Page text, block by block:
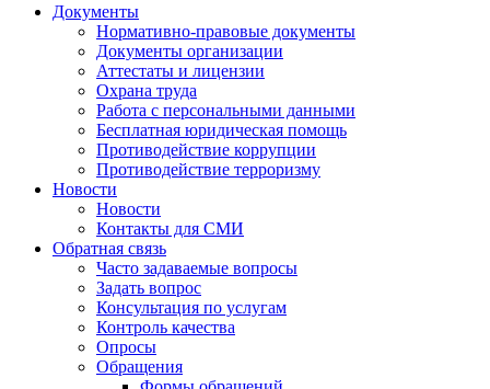
Документы
Нормативно-правовые документы
Документы организации
Аттестаты и лицензии
Охрана труда
Работа с персональными данными
Бесплатная юридическая помощь
Противодействие коррупции
Противодействие терроризму
Новости
Новости
Контакты для СМИ
Обратная связь
Часто задаваемые вопросы
Задать вопрос
Консультация по услугам
Контроль качества
Опросы
Обращения